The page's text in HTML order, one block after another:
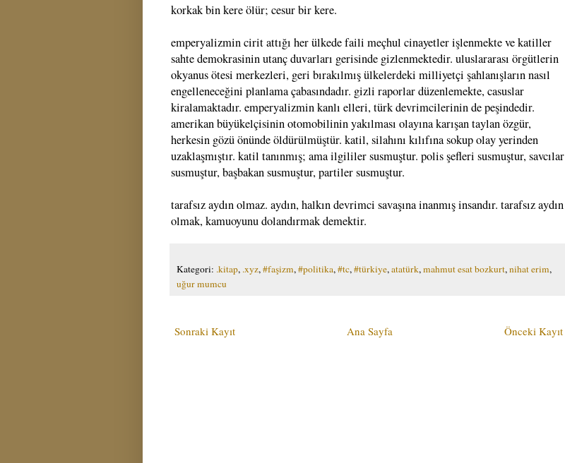
korkak bin kere ölür; cesur bir kere.
emperyalizmin cirit attığı her ülkede faili meçhul cinayetler işlenmekte ve katiller
sahte demokrasinin utanç duvarları gerisinde gizlenmektedir. uluslararası örgütlerin
okyanus ötesi merkezleri, geri bırakılmış ülkelerdeki milliyetçi şahlanışların nasıl
engelleneceğini planlama çabasındadır. gizli raporlar düzenlemekte, casuslar
kiralamaktadır. emperyalizmin kanlı elleri, türk devrimcilerinin de peşindedir.
amerikan büyükelçisinin otomobilinin yakılması olayına karışan taylan özgür,
herkesin gözü önünde öldürülmüştür. katil, silahını kılıfına sokup olay yerinden
uzaklaşmıştır. katil tanınmış; ama ilgililer susmuştur. polis şefleri susmuştur, savcılar
susmuştur, başbakan susmuştur, partiler susmuştur.
tarafsız aydın olmaz. aydın, halkın devrimci savaşına inanmış insandır. tarafsız aydın
olmak, kamuoyunu dolandırmak demektir.
Kategori: .kitap, .xyz,#faşizm,#politika,#tc,#türkiye,atatürk,mahmut esat bozkurt,nihat erim,
uğur mumcu
Sonraki Kayıt Önceki Kayıt
Ana Sayfa